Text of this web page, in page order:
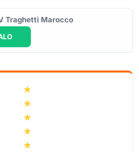
Traghetti Marocco